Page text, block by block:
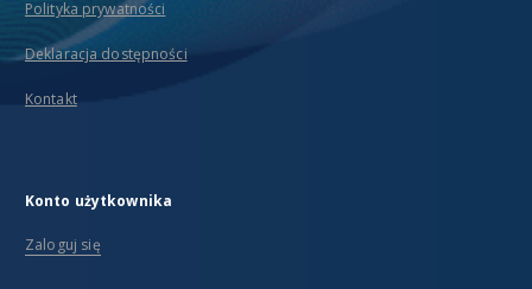
Polityka prywatności
Deklaracja dostępności
Kontakt
Konto użytkownika
Zaloguj się